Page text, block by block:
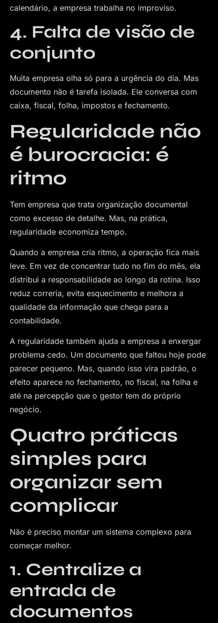
calendário, a empresa trabalha no improviso.
4. Falta de visão de
conjunto
Muita empresa olha só para a urgência do dia. Mas
documento não é tarefa isolada. Ele conversa com
caixa, fiscal, folha, impostos e fechamento.
Regularidade não
é burocracia: é
ritmo
Tem empresa que trata organização documental
como excesso de detalhe. Mas, na prática,
regularidade economiza tempo.
Quando a empresa cria ritmo, a operação fica mais
leve. Em vez de concentrar tudo no fim do mês, ela
distribui a responsabilidade ao longo da rotina. Isso
reduz correria, evita esquecimento e melhora a
qualidade da informação que chega para a
contabilidade.
A regularidade também ajuda a empresa a enxergar
problema cedo. Um documento que faltou hoje pode
parecer pequeno. Mas, quando isso vira padrão, o
efeito aparece no fechamento, no fiscal, na folha e
até na percepção que o gestor tem do próprio
negócio.
Quatro práticas
simples para
organizar sem
complicar
Não é preciso montar um sistema complexo para
começar melhor.
1. Centralize a
entrada de
documentos